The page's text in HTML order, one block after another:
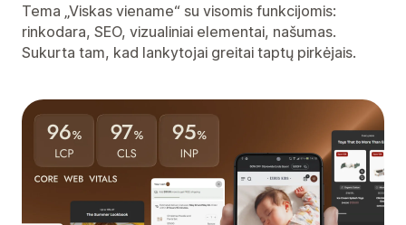
Tema „Viskas viename“ su visomis funkcijomis:
rinkodara, SEO, vizualiniai elementai, našumas.
Sukurta tam, kad lankytojai greitai taptų pirkėjais.